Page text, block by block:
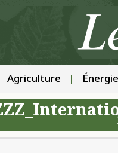
Agriculture Énergie